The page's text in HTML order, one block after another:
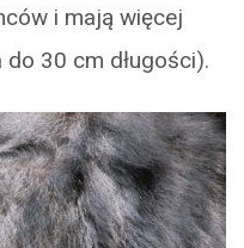
i mają więcej
30 cm długości).